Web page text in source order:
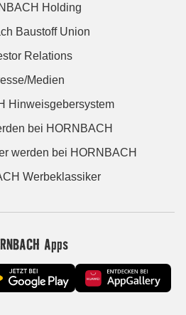
Holding
Baustoff Union
Relations
Medien
Hinweisgebersystem
bei HORNBACH
werden bei HORNBACH
Werbeklassiker
Apps